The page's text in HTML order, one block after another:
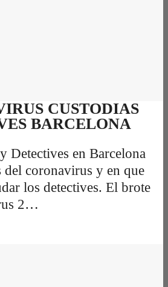
CUSTODIAS
BARCELONA
Detectives en Barcelona
del coronavirus y en que
los detectives. El brote
2…